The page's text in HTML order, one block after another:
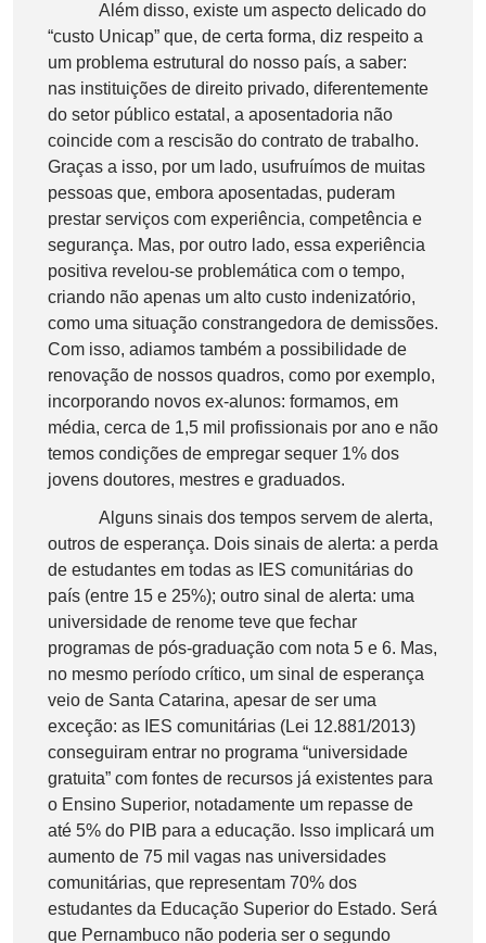
Além disso, existe um aspecto delicado do
“custo Unicap” que, de certa forma, diz respeito a
um problema estrutural do nosso país, a saber:
nas instituições de direito privado, diferentemente
do setor público estatal, a aposentadoria não
coincide com a rescisão do contrato de trabalho.
Graças a isso, por um lado, usufruímos de muitas
pessoas que, embora aposentadas, puderam
prestar serviços com experiência, competência e
segurança. Mas, por outro lado, essa experiência
positiva revelou-se problemática com o tempo,
criando não apenas um alto custo indenizatório,
como uma situação constrangedora de demissões.
Com isso, adiamos também a possibilidade de
renovação de nossos quadros, como por exemplo,
incorporando novos ex-alunos: formamos, em
média, cerca de 1,5 mil profissionais por ano e não
temos condições de empregar sequer 1% dos
jovens doutores, mestres e graduados.
Alguns sinais dos tempos servem de alerta,
outros de esperança. Dois sinais de alerta: a perda
de estudantes em todas as IES comunitárias do
país (entre 15 e 25%); outro sinal de alerta: uma
universidade de renome teve que fechar
programas de pós-graduação com nota 5 e 6. Mas,
no mesmo período crítico, um sinal de esperança
veio de Santa Catarina, apesar de ser uma
exceção: as IES comunitárias (Lei 12.881/2013)
conseguiram entrar no programa “universidade
gratuita” com fontes de recursos já existentes para
o Ensino Superior, notadamente um repasse de
até 5% do PIB para a educação. Isso implicará um
aumento de 75 mil vagas nas universidades
comunitárias, que representam 70% dos
estudantes da Educação Superior do Estado. Será
que Pernambuco não poderia ser o segundo